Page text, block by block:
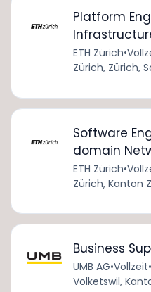
Platform
ETH Zürich•
Zürich, Zürich,
Software
domain
ETH Zürich•
Zürich, Kanton
Business
UMB AG•Vollzeit•
Volketswil,